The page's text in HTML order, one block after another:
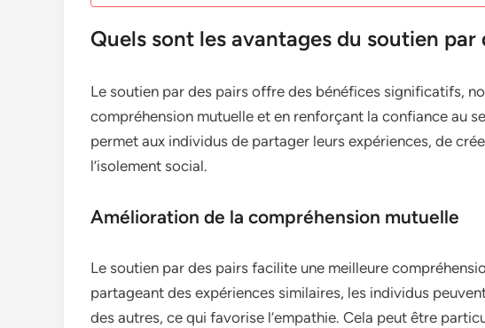
Quels sont les avantages du soutien par
Le soutien par des pairs offre des bénéfices significatifs,
compréhension mutuelle et en renforçant la confiance au
permet aux individus de partager leurs expériences, de
l’isolement social.
Amélioration de la compréhension mutuelle
Le soutien par des pairs facilite une meilleure
partageant des expériences similaires, les individus
des autres, ce qui favorise l’empathie. Cela peut être